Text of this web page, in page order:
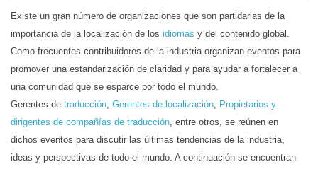
Existe un gran número de organizaciones que son partidarias de la
importancia de la localización de los idiomas y del contenido global.
Como frecuentes contribuidores de la industria organizan eventos para
promover una estandarización de claridad y para ayudar a fortalecer a
una comunidad que se esparce por todo el mundo.
Gerentes de traducción, Gerentes de localización, Propietarios y
dirigentes de compañías de traducción, entre otros, se reúnen en
dichos eventos para discutir las últimas tendencias de la industria,
ideas y perspectivas de todo el mundo. A continuación se encuentran